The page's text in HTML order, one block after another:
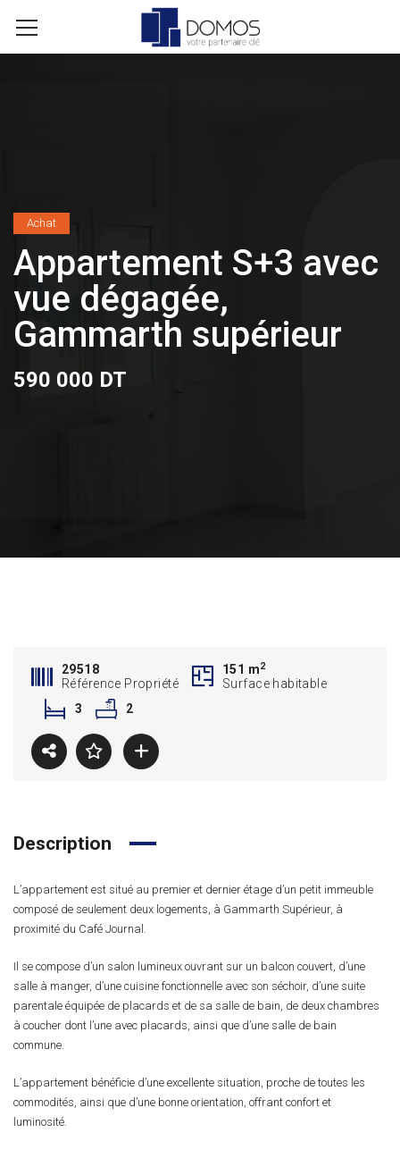
Achat
Appartement S+3 avec
vue dégagée,
Gammarth supérieur
590 000 DT
29518
Référence Propriété
151 m2
Surface habitable
3
2
Description
L’appartement est situé au premier et dernier étage d’un petit immeuble
composé de seulement deux logements, à Gammarth Supérieur, à
proximité du Café Journal.
Il se compose d’un salon lumineux ouvrant sur un balcon couvert, d’une
salle à manger, d’une cuisine fonctionnelle avec son séchoir, d’une suite
parentale équipée de placards et de sa salle de bain, de deux chambres
à coucher dont l’une avec placards, ainsi que d’une salle de bain
commune.
L’appartement bénéficie d’une excellente situation, proche de toutes les
commodités, ainsi que d’une bonne orientation, offrant confort et
luminosité.